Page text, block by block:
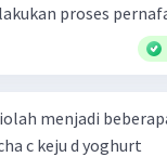
proses
menjadi
b kombucha c keju d yoghurt